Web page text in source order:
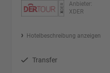
Anbieter:
XDER
Hotelbeschreibung anzeigen
Transfer